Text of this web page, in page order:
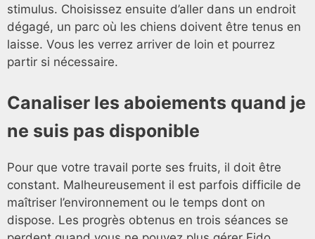
stimulus. Choisissez ensuite d’aller dans un endroit
dégagé, un parc où les chiens doivent être tenus en
laisse. Vous les verrez arriver de loin et pourrez
partir si nécessaire.
Canaliser les aboiements quand je
ne suis pas disponible
Pour que votre travail porte ses fruits, il doit être
constant. Malheureusement il est parfois difficile de
maîtriser l’environnement ou le temps dont on
dispose. Les progrès obtenus en trois séances se